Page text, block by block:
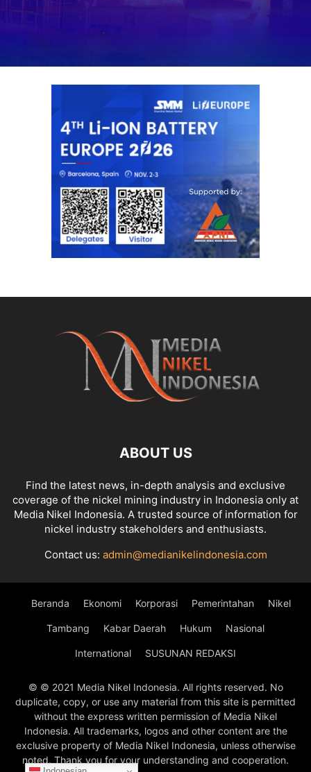
ABOUT US
Find the latest news, in-depth analysis and exclusive
coverage of the nickel mining industry in Indonesia only at
Media Nikel Indonesia. A trusted source of information for
nickel industry stakeholders and enthusiasts.
Contact us: admin@medianikelindonesia.com
Beranda Ekonomi Korporasi Pemerintahan Nikel
Tambang Kabar Daerah Hukum Nasional
International SUSUNAN REDAKSI
© © 2021 Media Nikel Indonesia. All rights reserved. No
duplicate, copy, or use any material from this site is permitted
without the express written permission of Media Nikel
Indonesia. All trademarks, logos and other content are the
exclusive property of Media Nikel Indonesia, unless otherwise
noted. Thank you for your understanding and cooperation.